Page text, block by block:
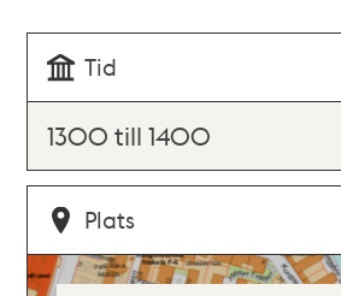
Tid
1300 till 1400
Plats